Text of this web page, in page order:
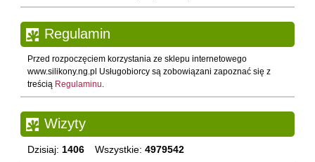
Regulamin
Przed rozpoczęciem korzystania ze sklepu internetowego
www.silikony.ng.pl Usługobiorcy są zobowiązani zapoznać się z
treścią Regulaminu.
Wizyty
Dzisiaj: 1406 Wszystkie: 4979542